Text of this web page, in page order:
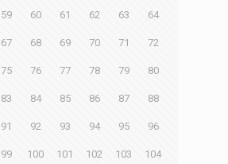
59 60 61 62 63 64
67 68 69 70 71 72
75 76 77 78 79 80
83 84 85 86 87 88
91 92 93 94 95 96
99 100 101 102 103 104